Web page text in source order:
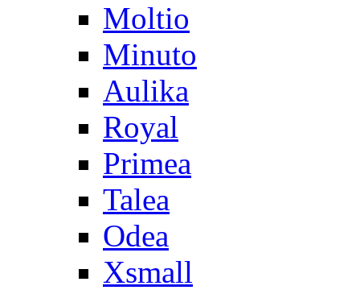
Moltio
Minuto
Aulika
Royal
Primea
Talea
Odea
Xsmall